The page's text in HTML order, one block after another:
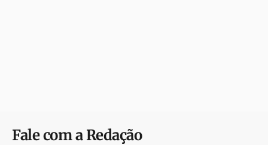
Fale com a Redação